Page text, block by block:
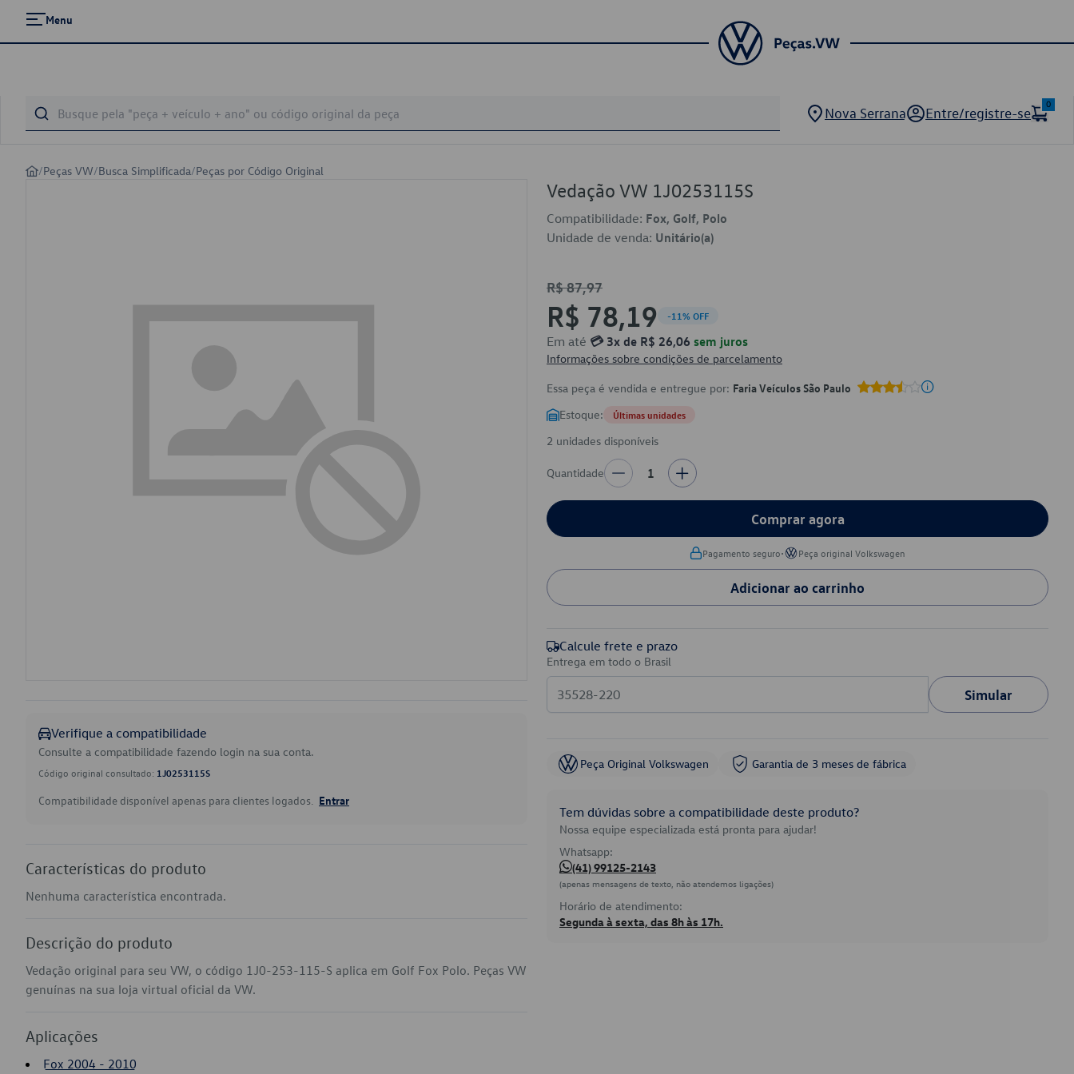
Menu
Nova Serrana Entre/registre-se
0
/Peças VW/Busca Simplificada/Peças por Código Original
Verifique a compatibilidade
Consulte a compatibilidade fazendo login na sua conta.
Código original consultado: 1J0253115S
Compatibilidade disponível apenas para clientes logados. Entrar
Características do produto
Nenhuma característica encontrada.
Descrição do produto
Vedação original para seu VW, o código 1J0-253-115-S aplica em Golf Fox Polo. Peças VW
genuínas na sua loja virtual oficial da VW.
Aplicações
Fox 2004 - 2010
Vedação VW 1J0253115S
Compatibilidade: Fox, Golf, Polo
Unidade de venda: Unitário(a)
R$ 87,97
R$ 78,19 -11% OFF
Em até 💳 3x de R$ 26,06 sem juros
Informações sobre condições de parcelamento
Essa peça é vendida e entregue por: Faria Veículos São Paulo
Estoque: Últimas unidades
2 unidades disponíveis
Quantidade 1
Comprar agora
Pagamento seguro• Peça original Volkswagen
Adicionar ao carrinho
Calcule frete e prazo
Entrega em todo o Brasil
Simular
Peça Original Volkswagen Garantia de 3 meses de fábrica
Tem dúvidas sobre a compatibilidade deste produto?
Nossa equipe especializada está pronta para ajudar!
Whatsapp:
(41) 99125-2143
(apenas mensagens de texto, não atendemos ligações)
Horário de atendimento:
Segunda à sexta, das 8h às 17h.